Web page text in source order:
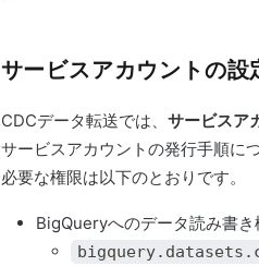
サービスアカウントの設
CDCデータ転送では、 サービスア
サービスアカウントの発行手順につ
必要な権限は以下のとおりです。
BigQueryへのデータ読み書き